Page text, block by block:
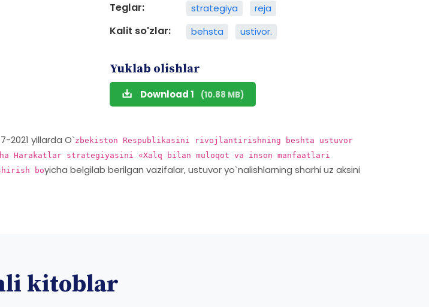
Teglar:
strategiya reja
Kalit so'zlar: behsta ustivor.
Yuklab olishlar
Download 1 (10.88 MB)
2021 yillarda O`zbekiston Respublikasini rivojlantirishning beshta ustuvor
Harakatlar strategiyasini «Xalq bilan muloqot va inson manfaatlari
boyicha belgilab berilgan vazifalar, ustuvor yo`nalishlarning sharhi uz aksini
kitoblar